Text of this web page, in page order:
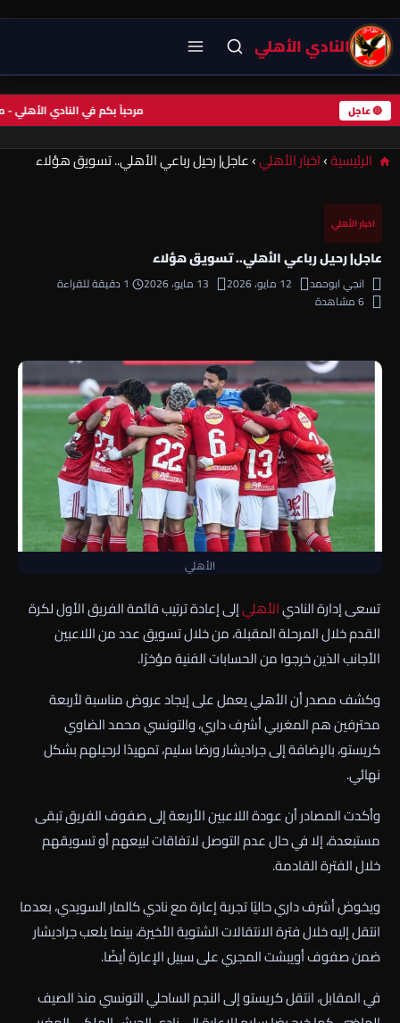
النادي الأهلي
🔴 عاجل مرحباً بكم في النادي
الرئيسية›اخبار الأهلي›عاجل| رحيل رباعي الأهلي.. تسويق هؤلاء
اخبار الأهلي
عاجل| رحيل رباعي الأهلي.. تسويق هؤلاء
انجي ابوحمد 12 مايو، 2026 13 مايو، 2026
1 دقيقة للقراءة
6 مشاهدة
الأهلي
تسعى إدارة الناديالأهليإلى إعادة ترتيب قائمة الفريق الأول لكرة
القدم خلال المرحلة المقبلة، من خلال تسويق عدد من اللاعبين
الأجانب الذين خرجوا من الحسابات الفنية مؤخرًا.
وكشف مصدر أن الأهلي يعمل على إيجاد عروض مناسبة لأربعة
محترفين هم المغربي أشرف داري، والتونسي محمد الضاوي
كريستو، بالإضافة إلى جراديشار ورضا سليم، تمهيدًا لرحيلهم بشكل
نهائي.
وأكدت المصادر أن عودة اللاعبين الأربعة إلى صفوف الفريق تبقى
مستبعدة، إلا في حال عدم التوصل لاتفاقات لبيعهم أو تسويقهم
خلال الفترة القادمة.
ويخوض أشرف داري حاليًا تجربة إعارة مع نادي كالمار السويدي، بعدما
انتقل إليه خلال فترة الانتقالات الشتوية الأخيرة، بينما يلعب جراديشار
ضمن صفوف أويبشت المجري على سبيل الإعارة أيضًا.
في المقابل، انتقل كريستو إلى النجم الساحلي التونسي منذ الصيف